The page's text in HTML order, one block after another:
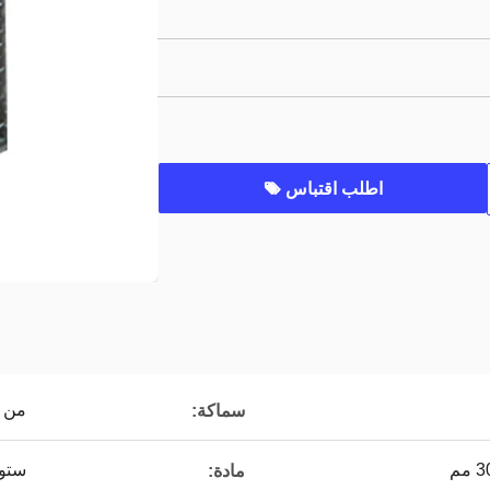
اطلب اقتباس
سماكة: من 6 مم إلى 30 مم
مادة: